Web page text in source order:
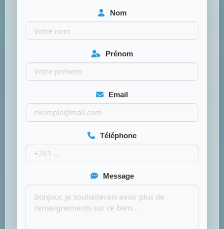
Nom
Prénom
Email
Téléphone
Message